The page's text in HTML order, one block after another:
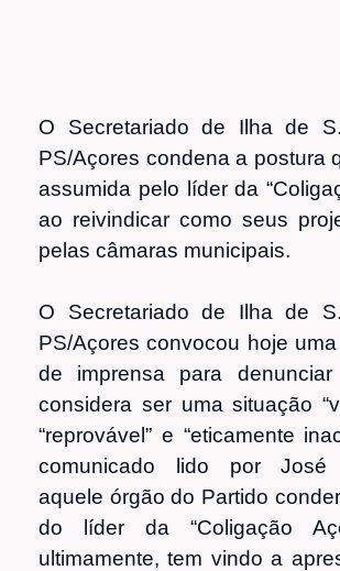
O Secretariado de Ilha de
PS/Açores condena a postura
assumida pelo líder da
ao reivindicar como seus
pelas câmaras municipais.
O Secretariado de Ilha de
PS/Açores convocou hoje
de imprensa para
considera ser uma situação
“reprovável” e “eticamente
comunicado lido por José
aquele órgão do Partido
do líder da “Coligação
ultimamente, tem vindo a